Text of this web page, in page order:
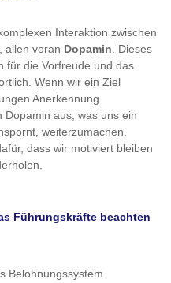
Interaktion zwischen
allen voran Dopamin. Dieses
für die Vorfreude und das
Wenn wir ein Ziel
Anerkennung
aus, was uns ein
weiterzumachen.
dass wir motiviert bleiben
Führungskräfte beachten
Belohnungssystem